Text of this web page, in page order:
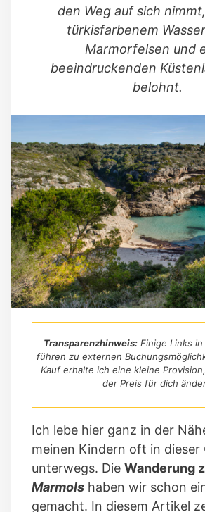
den Weg auf sich
türkisfarbenem
Marmorfelsen und
beeindruckenden
belohnt.
Transparenzhinweis: Einige Links
führen zu externen
Kauf erhalte ich eine kleine
der Preis für dich
Ich lebe hier ganz in der
meinen Kindern oft in dieser
unterwegs. Die Wanderung
Marmols haben wir schon
gemacht. In diesem Artikel